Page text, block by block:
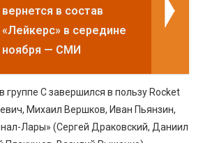
вернется в состав
«Лейкерс» в середине
ноября — СМИ
группе С завершился в пользу Rocket
Михаил Вершков, Иван Пьянзин,
Лары» (Сергей Драковский, Даниил